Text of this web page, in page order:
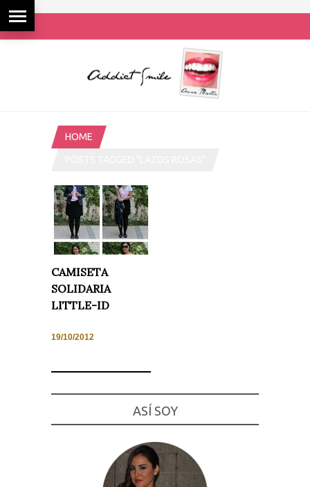
HOME
CAMISETA
SOLIDARIA
LITTLE-ID
19/10/2012
ASÍ SOY
cookies no